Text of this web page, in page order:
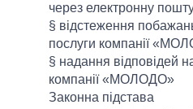
через електронну
§ відстеження
послуги компанії
§ надання відповідей
компанії «МОЛОДО»
Законна підстава